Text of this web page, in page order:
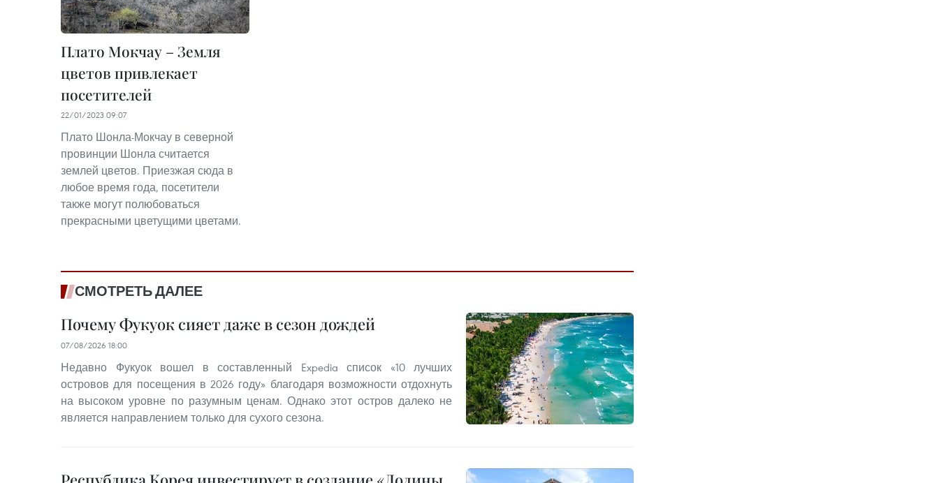
Плато Мокчау – Земля
цветов привлекает
посетителей
22/01/2023 09:07
Плато Шонла-Мокчау в северной
провинции Шонла считается
землей цветов. Приезжая сюда в
любое время года, посетители
также могут полюбоваться
прекрасными цветущими цветами.
СМОТРЕТЬ ДАЛЕЕ
Почему Фукуок сияет даже в сезон дождей
07/08/2026 18:00
Недавно Фукуок вошел в составленный Expedia список «10 лучших
островов для посещения в 2026 году» благодаря возможности отдохнуть
на высоком уровне по разумным ценам. Однако этот остров далеко не
является направлением только для сухого сезона.